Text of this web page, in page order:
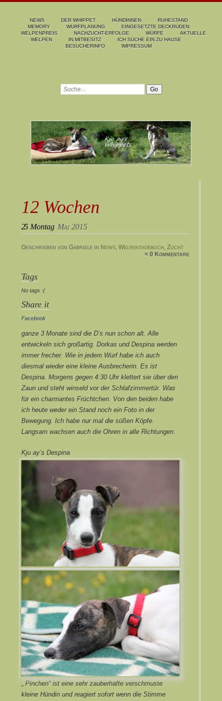
NEWS DER WHIPPET HÜNDINNEN
RUHESTAND
MEMORY
WURFPLANUNG
EINGESETZTE DECKRÜDEN
WELPENPREIS
NACHZUCHT-ERFOLGE WÜRFE
AKTUELLE
WELPEN
IN MITBESITZ
ICH SUCHE EIN ZU HAUSE
BESUCHERINFO
IMPRESSUM
12 Wochen
25 Montag Mai 2015
Geschrieben von Gabriele in News, Welpentagebuch, Zucht
≈ 0 Kommentare
Tags
No tags :(
Share it
Facebook
ganze 3 Monate sind die D’s nun schon alt. Alle
entwickeln sich großartig. Dorkas und Despina werden
immer frecher. Wie in jedem Wurf habe ich auch
diesmal wieder eine kleine Ausbrecherin. Es ist
Despina. Morgens gegen 4:30 Uhr klettert sie über den
Zaun und steht winseld vor der Schlafzimmertür. Was
für ein charmantes Früchtchen. Von den beiden habe
ich heute weder ein Stand noch ein Foto in der
Bewegung. Ich habe nur mal die süßen Köpfe.
Langsam wachsen auch die Ohren in alle Richtungen.
Kju ay’s Despina
„Pinchen“ ist eine sehr zauberhafte verschmuste
kleine Hündin und reagiert sofort wenn die Stimme